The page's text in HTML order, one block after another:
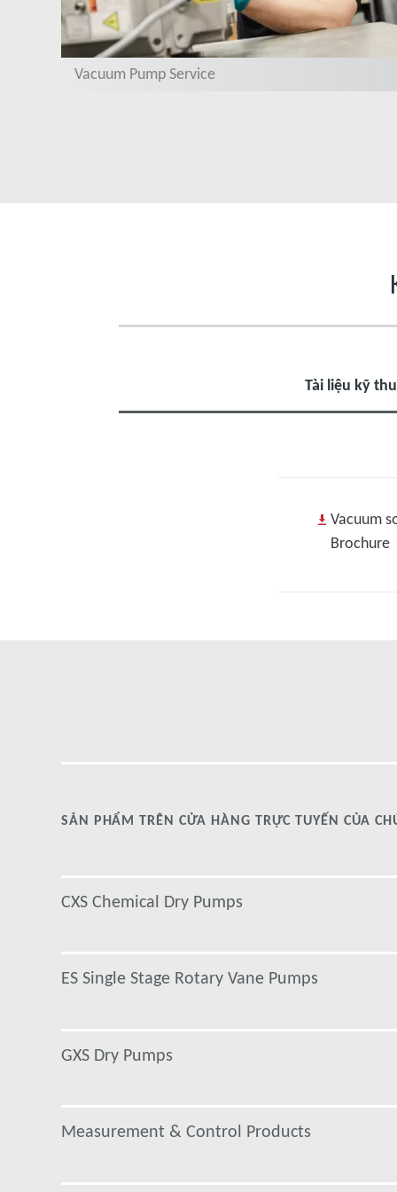
Vacuum Pump Service
Tài liệu kỹ
Vacuum
Brochure
SẢN PHẨM TRÊN CỬA HÀNG TRỰC TUYẾN CỦA
CXS Chemical Dry Pumps
ES Single Stage Rotary Vane Pumps
GXS Dry Pumps
Measurement & Control Products